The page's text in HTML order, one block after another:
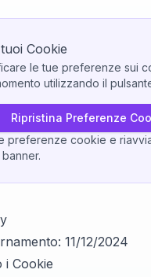
Cookie
le tue preferenze sui
utilizzando il
Ripristina Preferenze
preferenze cookie e
11/12/2024
i Cookie